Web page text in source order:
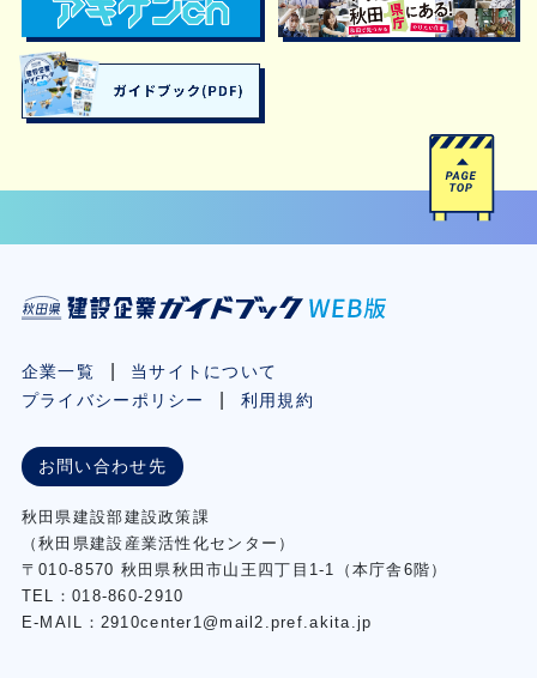
企業一覧
当サイトについて
プライバシーポリシー
利用規約
お問い合わせ先
秋⽥県建設部建設政策課
（秋⽥県建設産業活性化センター）
〒010-8570 秋田県秋田市⼭王四丁⽬1-1（本庁舎6階）
TEL：018-860-2910
E-MAIL：2910center1@mail2.pref.akita.jp